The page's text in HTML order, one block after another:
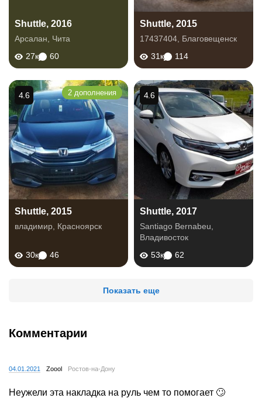
Shuttle, 2016
Арсалан
Чита
27к
60
Shuttle, 2015
17437404 Благовещенск
31к
114
Shuttle, 2015
владимир Красноярск
30к 46
4.6 2 дополнения
Shuttle, 2017
Santiago Bernabeu
Владивосток
53к
62
4.6
Показать еще
Комментарии
04.01.2021 Zoool Ростов-на-Дону
Неужели эта накладка на руль чем то помогает 🙄